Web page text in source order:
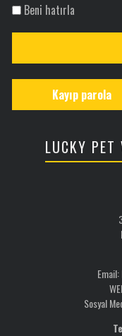
Beni hatırla
Kayıp parola
LUCKY PET
Sosyal